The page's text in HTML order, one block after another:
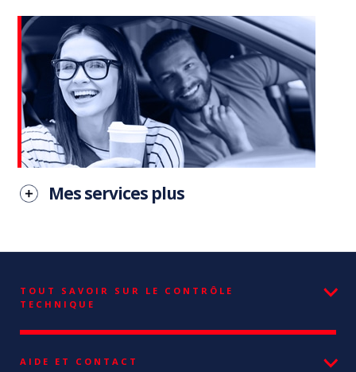
Mes services plus
TOUT SAVOIR SUR LE CONTRÔLE
TECHNIQUE
AIDE ET CONTACT